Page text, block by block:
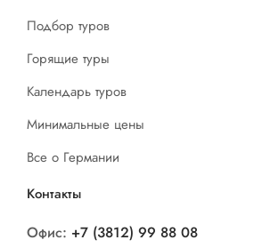
Подбор туров
Горящие туры
Календарь туров
Минимальные цены
Все о Германии
Контакты
Офис: +7 (3812) 99 88 08